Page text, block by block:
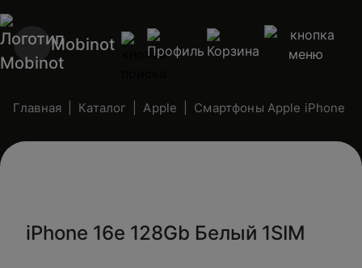
Mobinot
Главная Каталог Apple Смартфоны Apple iPhone
iPhone 16e 128Gb Белый 1SIM